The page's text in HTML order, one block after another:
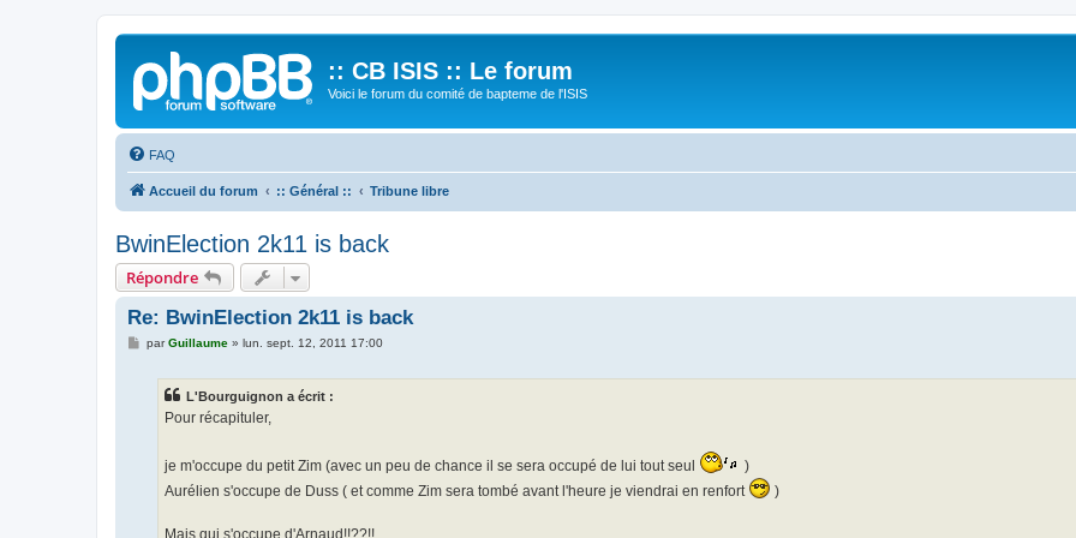
:: CB ISIS :: Le forum
Voici le forum du comité de bapteme de l'ISIS
FAQ
Accueil du forum :: Général :: Tribune libre
BwinElection 2k11 is back
Répondre
Re: BwinElection 2k11 is back
MparGuillaume» lun. sept. 12, 2011 17:00
L'Bourguignon a écrit :
Pour récapituler,
je m'occupe du petit Zim (avec un peu de chance il se sera occupé de lui tout seul
)
Aurélien s'occupe de Duss ( et comme Zim sera tombé avant l'heure je viendrai en renfort
)
Mais qui s'occupe d'Arnaud!!??!!